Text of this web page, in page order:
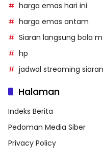
harga emas hari ini
harga emas antam
Siaran langsung bola
hp
jadwal streaming
Halaman
Indeks Berita
Pedoman Media Siber
Privacy Policy